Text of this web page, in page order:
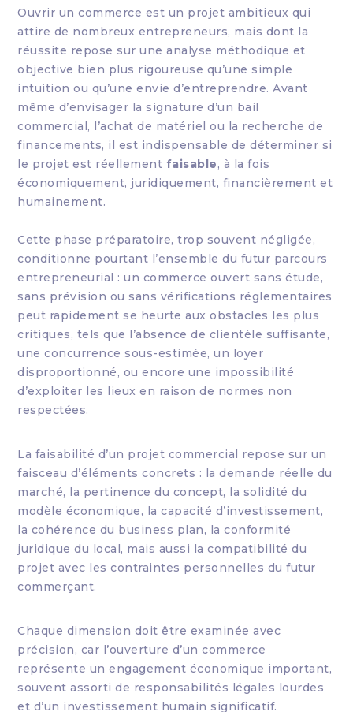
Ouvrir un commerce est un projet ambitieux qui
attire de nombreux entrepreneurs, mais dont la
réussite repose sur une analyse méthodique et
objective bien plus rigoureuse qu’une simple
intuition ou qu’une envie d’entreprendre. Avant
même d’envisager la signature d’un bail
commercial, l’achat de matériel ou la recherche de
financements, il est indispensable de déterminer si
le projet est réellement faisable, à la fois
économiquement, juridiquement, financièrement et
humainement.
Cette phase préparatoire, trop souvent négligée,
conditionne pourtant l’ensemble du futur parcours
entrepreneurial : un commerce ouvert sans étude,
sans prévision ou sans vérifications réglementaires
peut rapidement se heurte aux obstacles les plus
critiques, tels que l’absence de clientèle suffisante,
une concurrence sous-estimée, un loyer
disproportionné, ou encore une impossibilité
d’exploiter les lieux en raison de normes non
respectées.
La faisabilité d’un projet commercial repose sur un
faisceau d’éléments concrets : la demande réelle du
marché, la pertinence du concept, la solidité du
modèle économique, la capacité d’investissement,
la cohérence du business plan, la conformité
juridique du local, mais aussi la compatibilité du
projet avec les contraintes personnelles du futur
commerçant.
Chaque dimension doit être examinée avec
précision, car l’ouverture d’un commerce
représente un engagement économique important,
souvent assorti de responsabilités légales lourdes
et d’un investissement humain significatif.